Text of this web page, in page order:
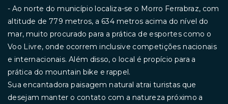
- Ao norte do município localiza-se o Morro Ferrabraz, com
altitude de 779 metros, a 634 metros acima do nível do
mar, muito procurado para a prática de esportes como o
Voo Livre, onde ocorrem inclusive competições nacionais
e internacionais. Além disso, o local é propício para a
prática do mountain bike e rappel.
Sua encantadora paisagem natural atrai turistas que
desejam manter o contato com a natureza próximo a